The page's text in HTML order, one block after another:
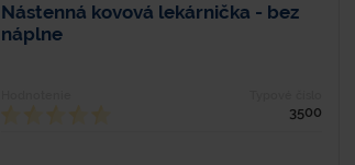
Nástenná kovová lekárnička - bez
náplne
3500